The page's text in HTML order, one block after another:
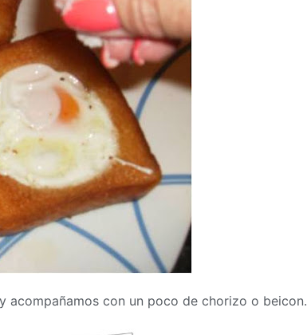
acompañamos con un poco de chorizo o beicon.